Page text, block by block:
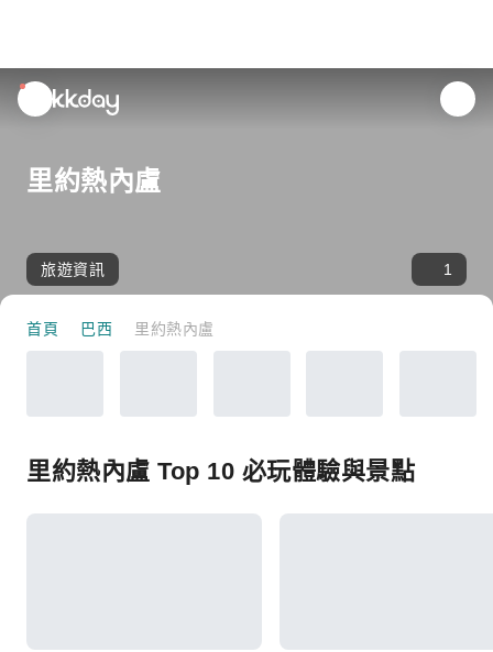
unread
notifications
里約熱內盧
旅遊資訊 1
首頁 巴西 里約熱內盧
里約熱內盧 Top 10 必玩體驗與景點